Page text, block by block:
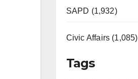
SAPD (1,932)
Civic Affairs (1,085)
Tags